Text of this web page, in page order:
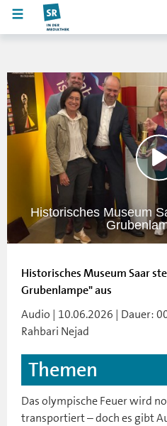
Historisches Museum
Historisches Museum Saar
Grubenlampe" aus
Audio | 10.06.2026 | Dauer:
Rahbari Nejad
Themen
Das olympische Feuer wird
transportiert – doch es gibt